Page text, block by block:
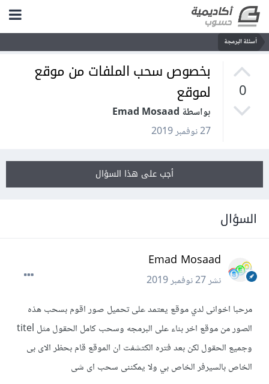
أسئلة البرمجة
0
بخصوص سحب الملفات من موقع
لموقع
بواسطة Emad Mosaad
27 نوفمبر 2019
أجب على هذا السؤال
السؤال
Emad Mosaad
نشر27 نوفمبر 2019
مرحبا اخوانى لدي موقع يعتمد على تحميل صور اقوم بسحب هذه
الصور من موقع اخر بناء على البرمجه وسحب كامل الحقول مثل titel
وجميع الحقول لكن بعد فتره الكتشفت ان الموقع قام بحظر الاى بى
الخاص بالسيرفر الخاص بي ولا يمكننى سحب اى شى